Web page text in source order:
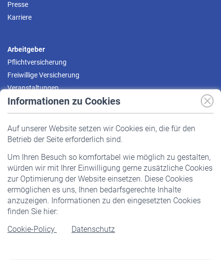
Informationen zu Cookies
Auf unserer Website setzen wir Cookies ein, die für den
Betrieb der Seite erforderlich sind.
Um Ihren Besuch so komfortabel wie möglich zu gestalten,
würden wir mit Ihrer Einwilligung gerne zusätzliche Cookies
zur Optimierung der Website einsetzen. Diese Cookies
ermöglichen es uns, Ihnen bedarfsgerechte Inhalte
anzuzeigen. Informationen zu den eingesetzten Cookies
finden Sie hier:
Cookie-Policy
Datenschutz
Presse
Karriere
Arbeitgeber
Pflichtversicherung
Freiwillige Versicherung
Veranstaltungen
Pflichtversicherung
Staatliche Förderung
Veranstaltungen
Rentner
Rentenbeginn
Rente beantragen